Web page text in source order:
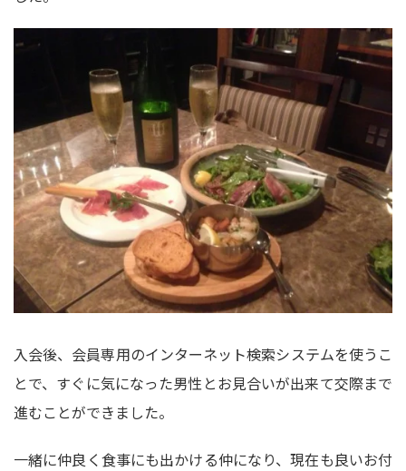
入会後、会員専用のインターネット検索システムを使うこ
とで、すぐに気になった男性とお見合いが出来て交際まで
進むことができました。
一緒に仲良く食事にも出かける仲になり、現在も良いお付